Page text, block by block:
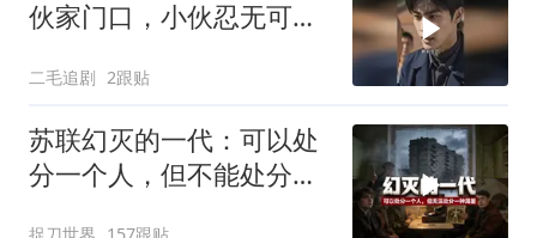
伙家门口，小伙忍无可忍
二毛追剧 2跟贴
苏联幻灭的一代：可以处
分一个人，但不能处分一